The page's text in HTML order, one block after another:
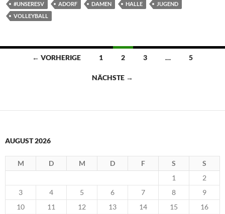
#UNSERESV ADORF DAMEN HALLE
JUGEND
VOLLEYBALL
Beitragsnavigation
← VORHERIGE 1 2 3 … 5
NÄCHSTE →
AUGUST 2026
M D M D F S
S
1
2
3
4 5 6 7 8
9
10
11 12 13 14 15
16